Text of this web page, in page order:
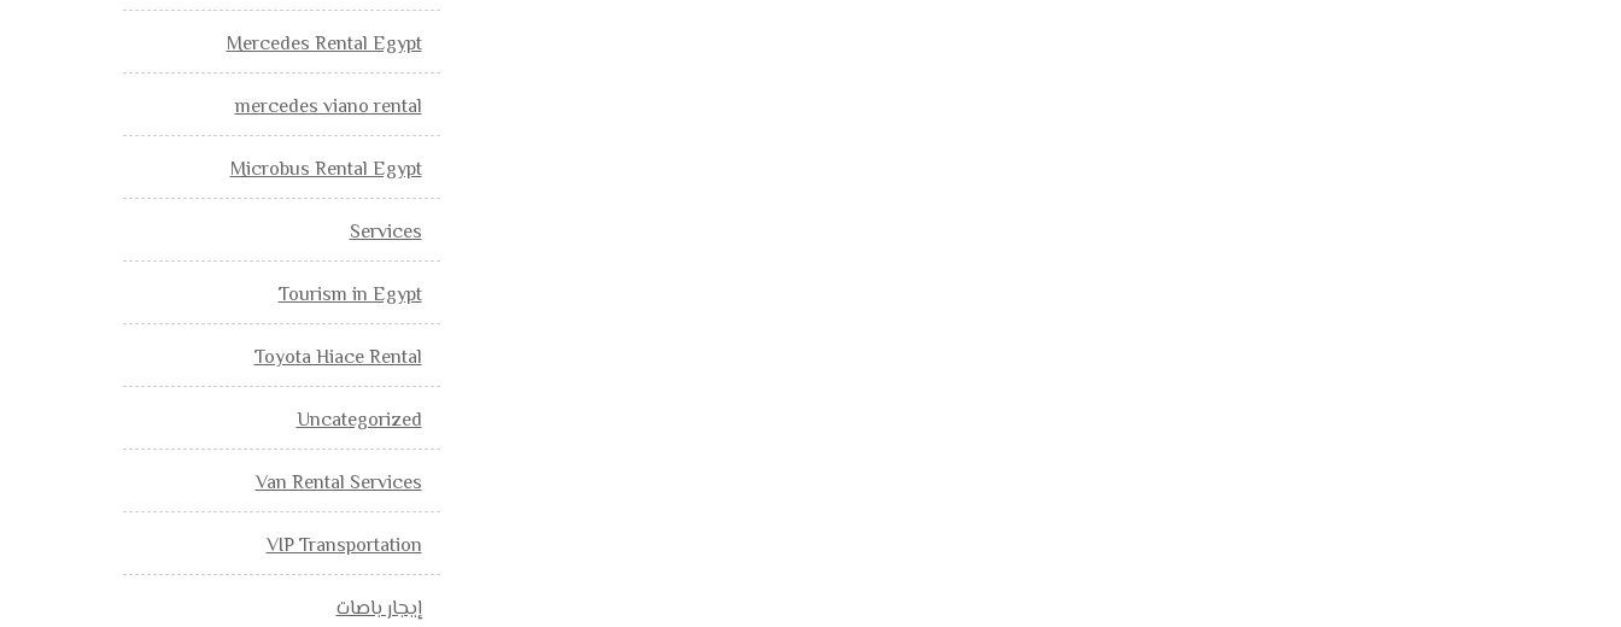
Mercedes Rental Egypt
mercedes viano rental
Microbus Rental Egypt
Services
Tourism in Egypt
Toyota Hiace Rental
Uncategorized
Van Rental Services
VIP Transportation
إيجار باصات